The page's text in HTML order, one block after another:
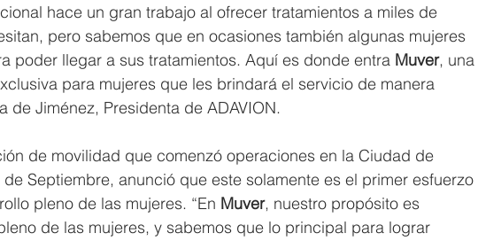
hace un gran trabajo al ofrecer tratamientos a miles de
pero sabemos que en ocasiones también algunas mujeres
poder llegar a sus tratamientos. Aquí es donde entra Muver, una
para mujeres que les brindará el servicio de manera
de Jiménez, Presidenta de ADAVION.
de movilidad que comenzó operaciones en la Ciudad de
Septiembre, anunció que este solamente es el primer esfuerzo
pleno de las mujeres. “En Muver, nuestro propósito es
de las mujeres, y sabemos que lo principal para lograr